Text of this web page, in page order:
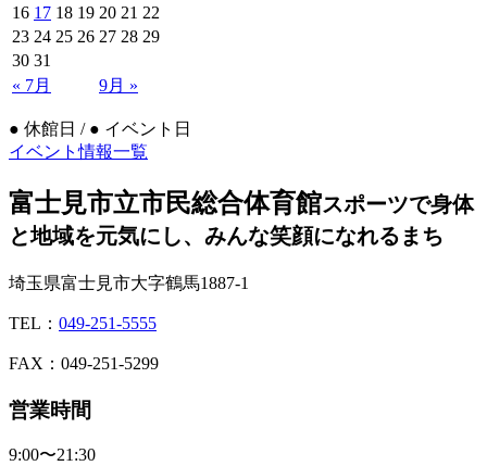
16 17 18 19 20 21 22
23 24 25 26 27 28 29
30 31
« 7月
9月 »
● 休館日 / ● イベント日
イベント情報一覧
富士見市立市民総合体育館スポーツで身体
と地域を元気にし、みんな笑顔になれるまち
埼玉県富士見市大字鶴馬1887-1
TEL： 049-251-5555
FAX：049-251-5299
営業時間
9:00〜21:30